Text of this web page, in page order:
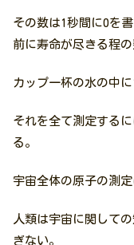
その数は1秒間に0を
前に寿命が尽きる程の
カップ一杯の水の中
それを全て測定する
る。
宇宙全体の原子の測
人類は宇宙に関して
ぎない。